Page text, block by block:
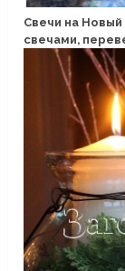
Свечи на Новый
свечами,